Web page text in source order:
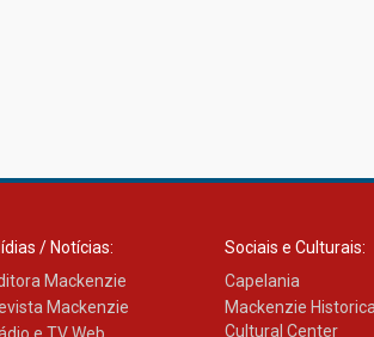
/ Notícias:
Mackenzie
Mackenzie
Sociais e Culturais:
Capelania
Mackenzie
Cultural Center